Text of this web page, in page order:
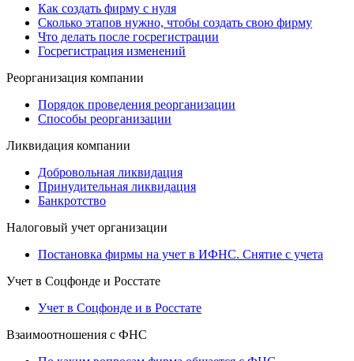
Как создать фирму с нуля
Сколько этапов нужно, чтобы создать свою фирму
Что делать после госрегистрации
Госрегистрация изменений
Реорганизация компании
Порядок проведения реорганизации
Способы реорганизации
Ликвидация компании
Добровольная ликвидация
Принудительная ликвидация
Банкротство
Налоговый учет организации
Постановка фирмы на учет в ИФНС. Снятие с учета
Учет в Соцфонде и Росстате
Учет в Соцфонде и в Росстате
Взаимоотношения с ФНС